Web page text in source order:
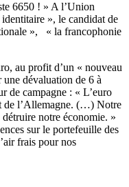
6650 ! » A l’Union
», le candidat de
», « la francophonie
au profit d’un « nouveau
dévaluation de 6 à
de campagne : « L’euro
de l’Allemagne. (…) Notre
notre économie. »
sur le portefeuille des
frais pour nos